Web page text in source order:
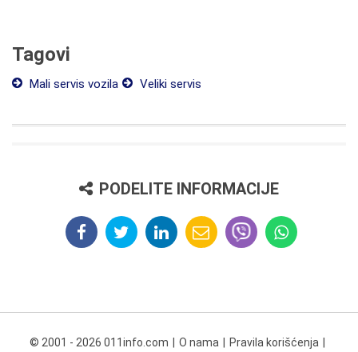
Tagovi
Mali servis vozila Veliki servis
PODELITE INFORMACIJE
© 2001 - 2026 011info.com O nama Pravila korišćenja